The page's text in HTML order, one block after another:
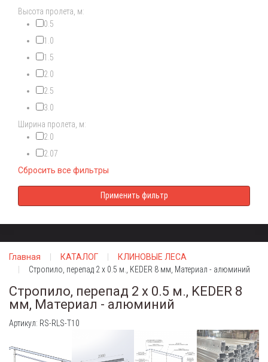
Высота пролета, м:
0.5
1.0
1.5
2.0
2.5
3.0
Ширина пролета, м:
2.0
2.07
Сбросить все фильтры
Главная КАТАЛОГ
КЛИНОВЫЕ ЛЕСА
Стропило, перепад 2 х 0.5 м., KEDER 8 мм, Материал - алюминий
Стропило, перепад 2 х 0.5 м., KEDER 8
мм, Материал - алюминий
Артикул: RS-RLS-T10